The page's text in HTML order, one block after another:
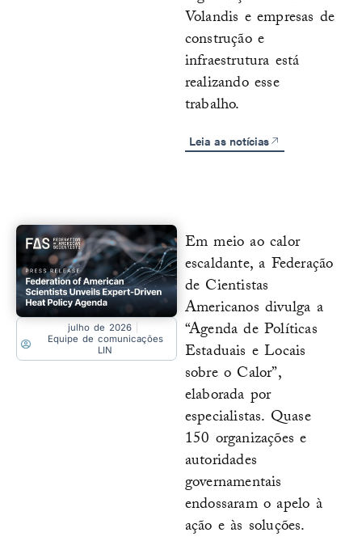
Volandis e empresas de
construção e
infraestrutura está
realizando esse
trabalho.
Leia as notícias
julho de 2026
Equipe de comunicações
LIN
Em meio ao calor
escaldante, a Federação
de Cientistas
Americanos divulga a
“Agenda de Políticas
Estaduais e Locais
sobre o Calor”,
elaborada por
especialistas. Quase
150 organizações e
autoridades
governamentais
endossaram o apelo à
ação e às soluções.